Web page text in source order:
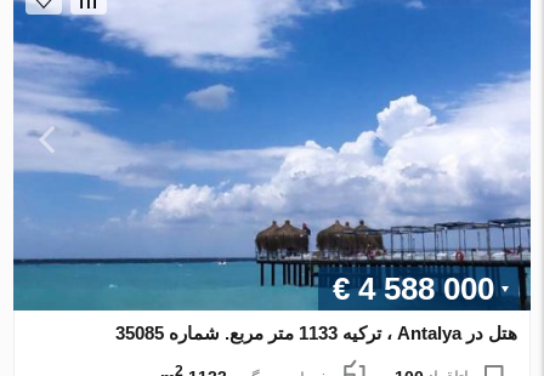
€ 4 588 000
هتل در Antalya ، ترکیه 1133 متر مربع. شماره 35085
2